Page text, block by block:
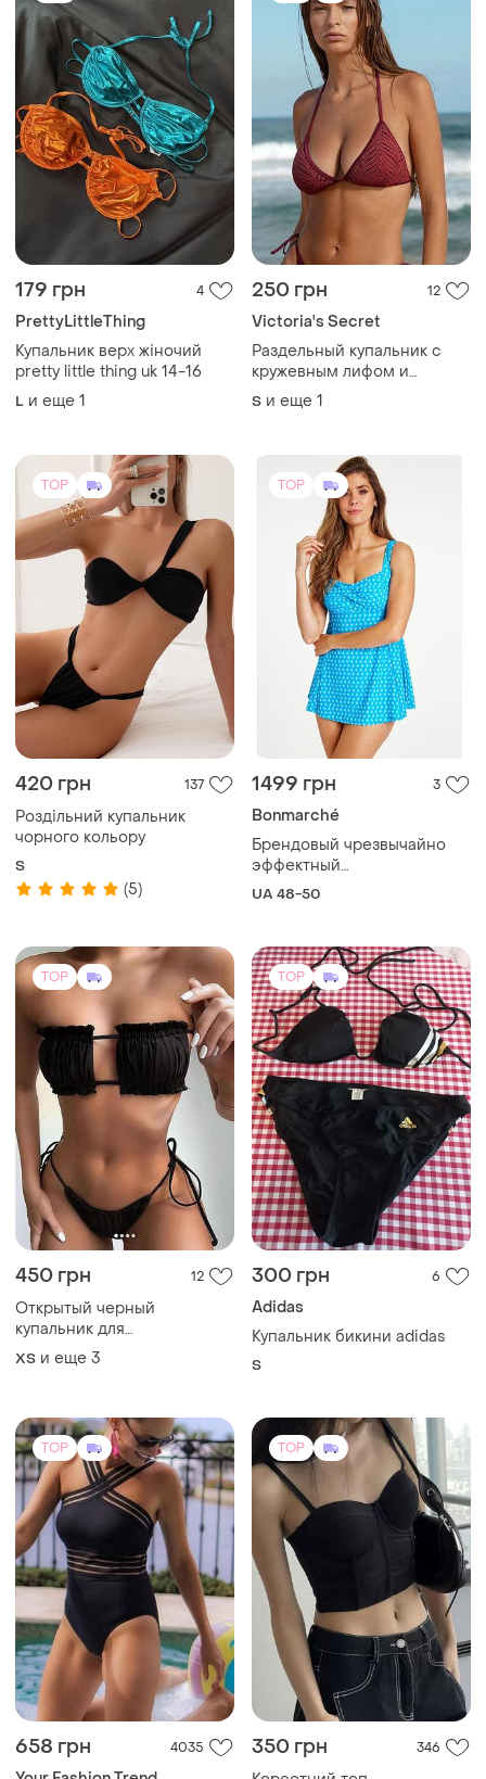
179 грн 4
PrettyLittleThing
Купальник верх жіночий
pretty little thing uk 14-16
L и еще 1
250 грн 12
Victoria's Secret
Раздельный купальник с
кружевным лифом и
черными плавками со
сборкой "victoria’s secrets"
S и еще 1
TOP
420 грн 137
Роздільний купальник
чорного кольору
S
(5)
TOP
1499 грн 3
Bonmarché
Брендовый чрезвычайно
эффектный
корректирующий
bonmarché.
UA 48-50
TOP
450 грн 12
Открытый черный
купальник для
равномерного загара
ХS и еще 3
TOP
300 грн 6
Adidas
Купальник бикини adidas
S
TOP
658 грн 4035
TOP
350 грн 346